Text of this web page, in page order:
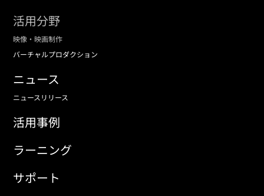
活用分野
映像・映画制作
バーチャルプロダクション
ニュース
ニュースリリース
活用事例
ラーニング
サポート